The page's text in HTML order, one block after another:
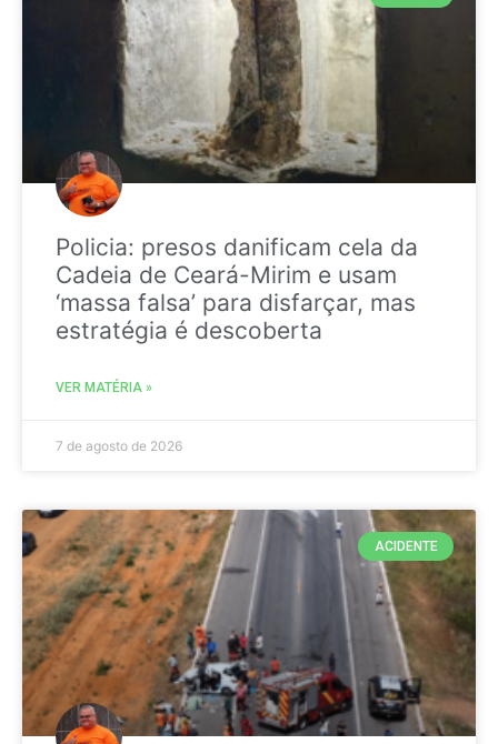
Policia: presos danificam cela da
Cadeia de Ceará-Mirim e usam
‘massa falsa’ para disfarçar, mas
estratégia é descoberta
VER MATÉRIA »
7 de agosto de 2026
ACIDENTE